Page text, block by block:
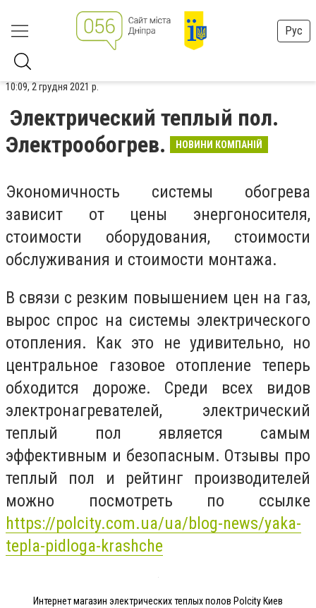
Рус
10:09, 2 грудня 2021 р.
Электрический теплый пол.
Электрообогрев.
НОВИНИ КОМПАНІЙ
Экономичность системы обогрева
зависит от цены энергоносителя,
стоимости оборудования, стоимости
обслуживания и стоимости монтажа.
В связи с резким повышением цен на газ,
вырос спрос на системы электрического
отопления. Как это не удивительно, но
центральное газовое отопление теперь
обходится дороже. Среди всех видов
электронагревателей, электрический
теплый пол является самым
эффективным и безопасным. Отзывы про
теплый пол и рейтинг производителей
можно посмотреть по ссылке
https://polcity.com.ua/ua/blog-news/yaka-
tepla-pidloga-krashche
Интернет магазин электрических теплых полов Polcity Киев